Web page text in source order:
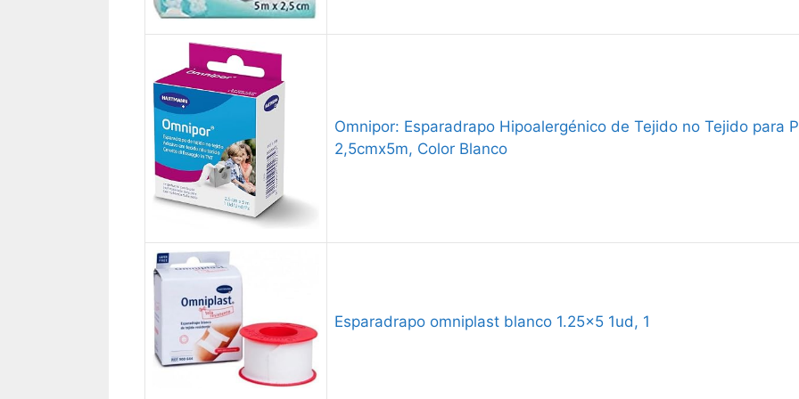
Omnipor: Esparadrapo Hipoalergénico de Tejido no Tejido para
2,5cmx5m, Color Blanco
Esparadrapo omniplast blanco 1.25x5 1ud, 1